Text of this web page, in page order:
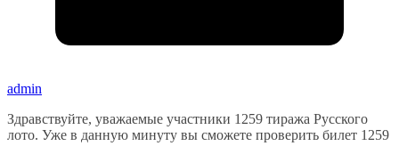
admin
Здравствуйте, уважаемые участники 1259 тиража Русского
лото. Уже в данную минуту вы сможете проверить билет 1259